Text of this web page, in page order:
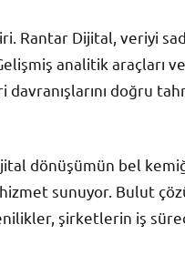
Rantar Dijital, veriyi
analitik araçları
doğru
dönüşümün bel
sunuyor. Bulut
şirketlerin iş